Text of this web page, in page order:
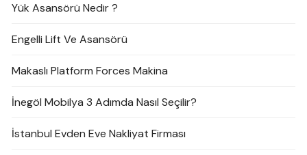
Yük Asansörü Nedir ?
Engelli Lift Ve Asansörü
Makaslı Platform Forces Makina
İnegöl Mobilya 3 Adımda Nasıl Seçilir?
İstanbul Evden Eve Nakliyat Firması